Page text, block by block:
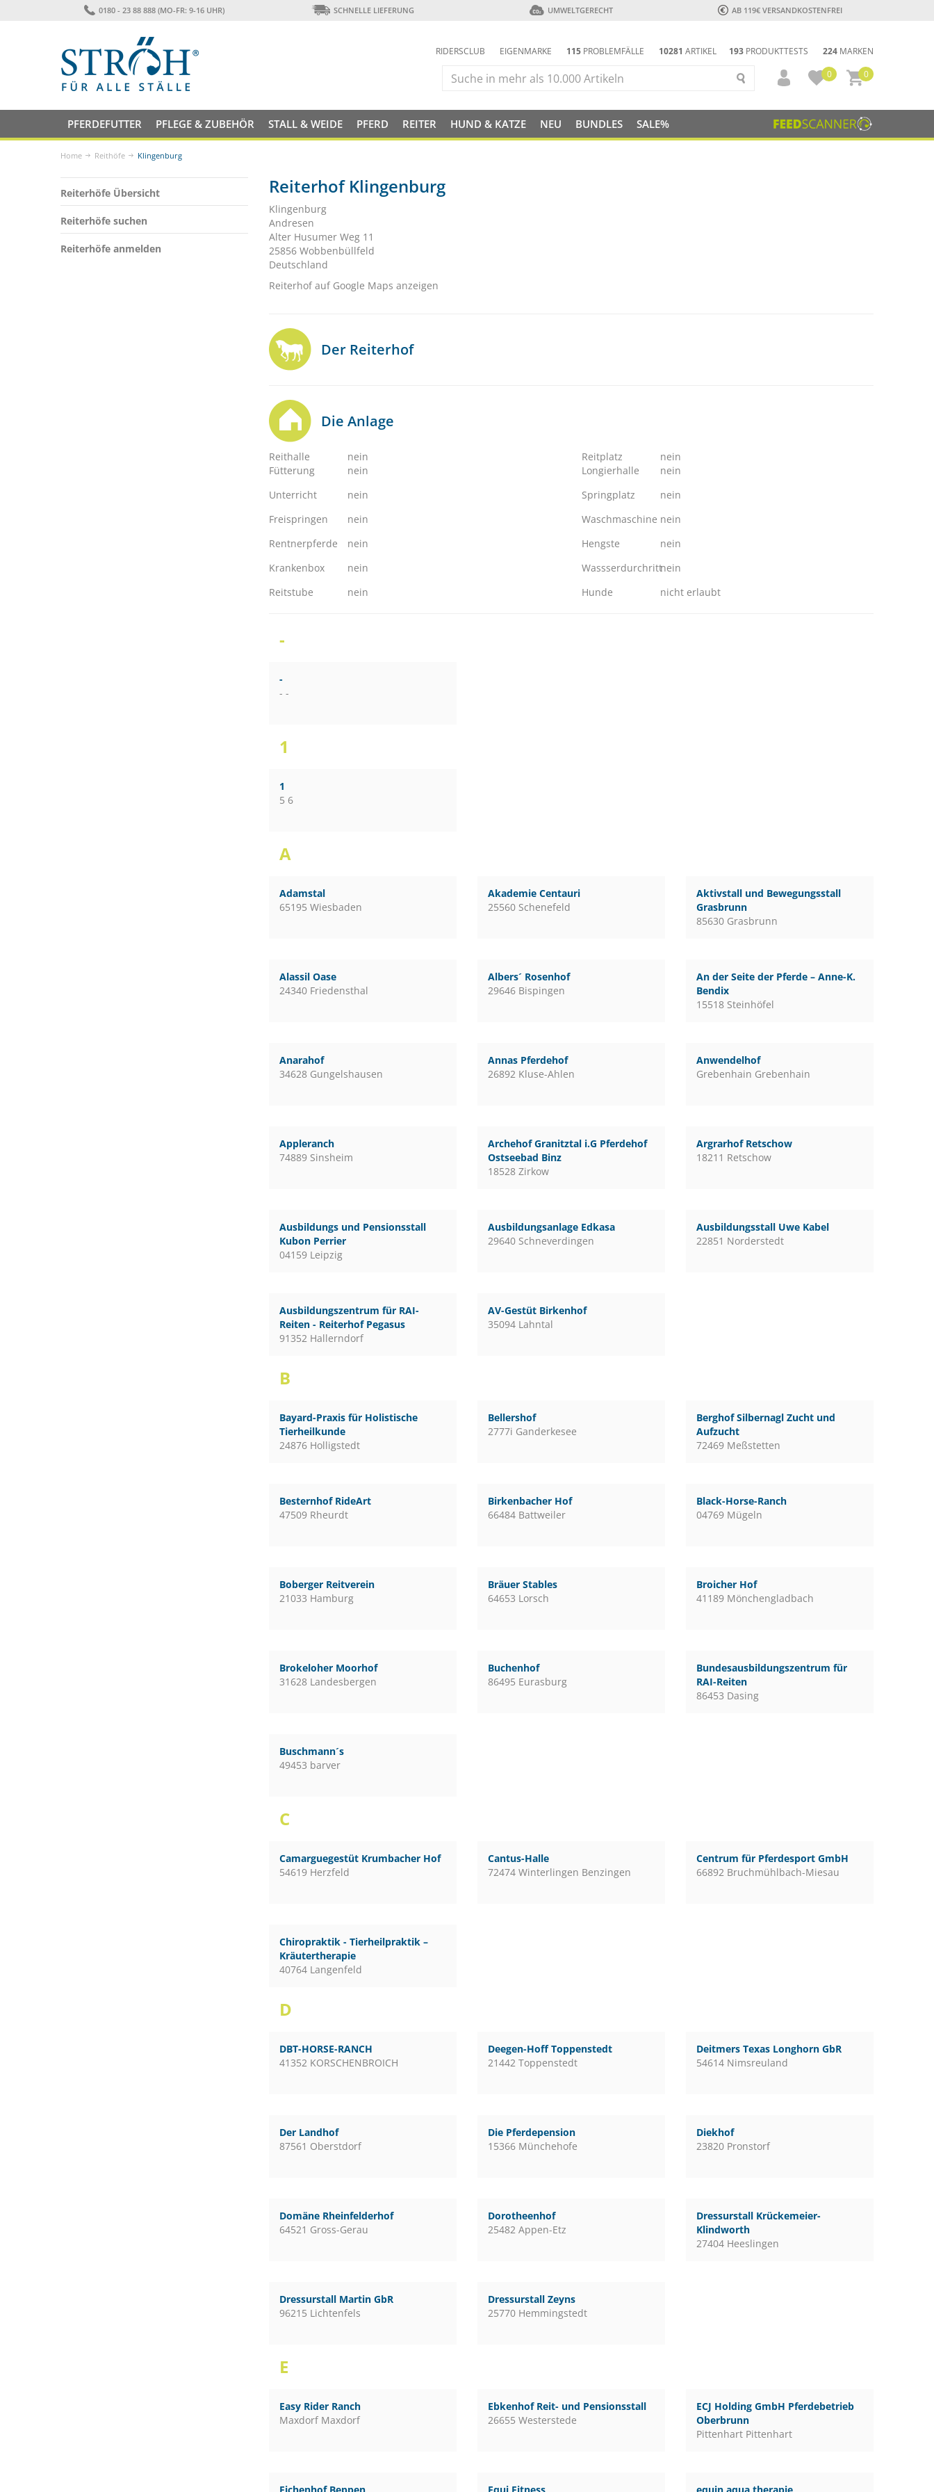
0180 - 23 88 888 (MO-FR: 9-16 UHR) SCHNELLE LIEFERUNG UMWELTGERECHT AB 119€ VERSANDKOSTENFREI
193 PRODUKTTESTS 224 MARKEN
RIDERSCLUB EIGENMARKE 115 PROBLEMFÄLLE 10281 ARTIKEL
0
0
PFERDEFUTTER PFLEGE & ZUBEHÖR STALL & WEIDE PFERD REITER HUND & KATZE NEU BUNDLES SALE%
Home Reithöfe Klingenburg
Reiterhöfe Übersicht
Reiterhöfe suchen
Reiterhöfe anmelden
Reiterhof Klingenburg
Klingenburg
Andresen
Alter Husumer Weg 11
25856 Wobbenbüllfeld
Deutschland
Reiterhof auf Google Maps anzeigen
Der Reiterhof
Die Anlage
Reithalle nein Reitplatz
nein
Fütterung
nein Longierhalle
nein
Unterricht
nein Springplatz
nein
Freispringen
nein Waschmaschine nein
Rentnerpferde
nein Hengste
nein
Krankenbox
nein Wassserdurchrittnein
Reitstube
nein Hunde nicht erlaubt
-
-
- -
1
1
5 6
A
Adamstal
65195 Wiesbaden
Akademie Centauri
25560 Schenefeld
Aktivstall und Bewegungsstall
Grasbrunn
85630 Grasbrunn
Alassil Oase
24340 Friedensthal
Albers´ Rosenhof
29646 Bispingen
An der Seite der Pferde – Anne-K.
Bendix
15518 Steinhöfel
Anarahof
34628 Gungelshausen
Annas Pferdehof
26892 Kluse-Ahlen
Anwendelhof
Grebenhain Grebenhain
Appleranch
74889 Sinsheim
Archehof Granitztal i.G Pferdehof
Ostseebad Binz
18528 Zirkow
Argrarhof Retschow
18211 Retschow
Ausbildungs und Pensionsstall
Kubon Perrier
04159 Leipzig
Ausbildungsanlage Edkasa
29640 Schneverdingen
Ausbildungsstall Uwe Kabel
22851 Norderstedt
Ausbildungszentrum für RAI-
Reiten - Reiterhof Pegasus
91352 Hallerndorf
AV-Gestüt Birkenhof
35094 Lahntal
B
Bayard-Praxis für Holistische
Tierheilkunde
24876 Holligstedt
Bellershof
2777i Ganderkesee
Berghof Silbernagl Zucht und
Aufzucht
72469 Meßstetten
Besternhof RideArt
47509 Rheurdt
Birkenbacher Hof
66484 Battweiler
Black-Horse-Ranch
04769 Mügeln
Boberger Reitverein
21033 Hamburg
Bräuer Stables
64653 Lorsch
Broicher Hof
41189 Mönchengladbach
Brokeloher Moorhof
31628 Landesbergen
Buchenhof
86495 Eurasburg
Bundesausbildungszentrum für
RAI-Reiten
86453 Dasing
Buschmann´s
49453 barver
C
Camarguegestüt Krumbacher Hof
54619 Herzfeld
Cantus-Halle
72474 Winterlingen Benzingen
Centrum für Pferdesport GmbH
66892 Bruchmühlbach-Miesau
Chiropraktik - Tierheilpraktik –
Kräutertherapie
40764 Langenfeld
D
DBT-HORSE-RANCH
41352 KORSCHENBROICH
Deegen-Hoff Toppenstedt
21442 Toppenstedt
Deitmers Texas Longhorn GbR
54614 Nimsreuland
Der Landhof
87561 Oberstdorf
Die Pferdepension
15366 Münchehofe
Diekhof
23820 Pronstorf
Domäne Rheinfelderhof
64521 Gross-Gerau
Dorotheenhof
25482 Appen-Etz
Dressurstall Krückemeier-
Klindworth
27404 Heeslingen
Dressurstall Martin GbR
96215 Lichtenfels
Dressurstall Zeyns
25770 Hemmingstedt
E
Easy Rider Ranch
Maxdorf Maxdorf
Ebkenhof Reit- und Pensionsstall
26655 Westerstede
ECJ Holding GmbH Pferdebetrieb
Oberbrunn
Pittenhart Pittenhart